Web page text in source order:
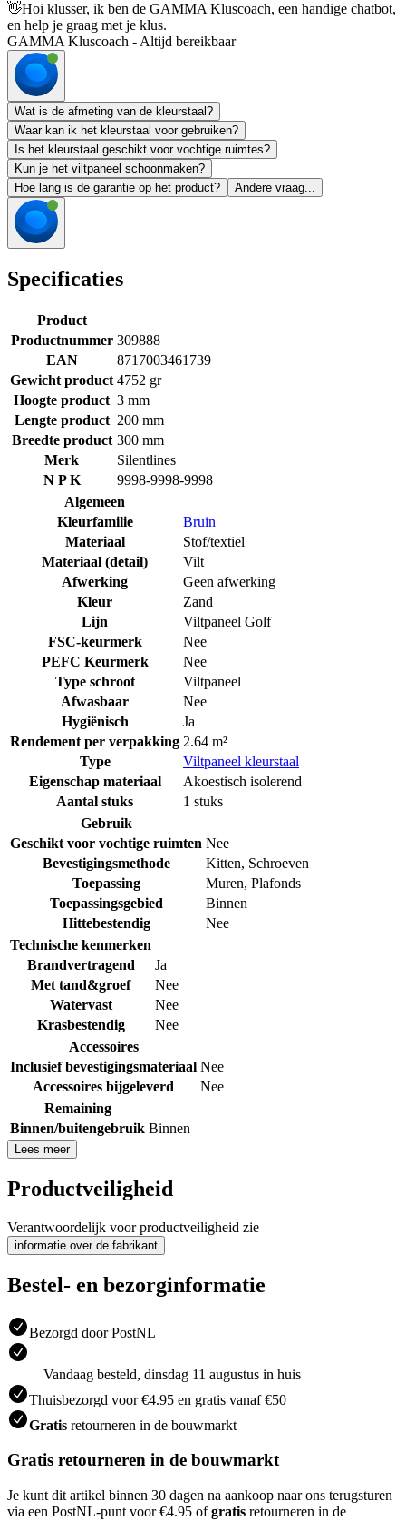
👋Hoi klusser, ik ben de GAMMA Kluscoach, een handige chatbot,
en help je graag met je klus.
GAMMA Kluscoach - Altijd bereikbaar
Wat is de afmeting van de kleurstaal?
Waar kan ik het kleurstaal voor gebruiken?
Is het kleurstaal geschikt voor vochtige ruimtes?
Kun je het viltpaneel schoonmaken?
Hoe lang is de garantie op het product?
Andere vraag...
Specificaties
Product
Productnummer 309888
EAN
8717003461739
Gewicht product 4752 gr
Hoogte product 3 mm
Lengte product 200 mm
Breedte product 300 mm
Merk
Silentlines
N P K
9998-9998-9998
Algemeen
Kleurfamilie
Bruin
Materiaal
Stof/textiel
Materiaal (detail)
Vilt
Afwerking
Geen afwerking
Kleur
Zand
Lijn
Viltpaneel Golf
FSC-keurmerk
Nee
PEFC Keurmerk
Nee
Type schroot
Viltpaneel
Afwasbaar
Nee
Hygiënisch
Ja
Rendement per verpakking 2.64 m²
Type
Viltpaneel kleurstaal
Eigenschap materiaal
Akoestisch isolerend
Aantal stuks
1 stuks
Gebruik
Geschikt voor vochtige ruimten Nee
Bevestigingsmethode
Kitten, Schroeven
Toepassing
Muren, Plafonds
Toepassingsgebied
Binnen
Hittebestendig
Nee
Technische kenmerken
Brandvertragend
Ja
Met tand&groef
Nee
Watervast
Nee
Krasbestendig
Nee
Accessoires
Inclusief bevestigingsmateriaal Nee
Accessoires bijgeleverd
Nee
Remaining
Binnen/buitengebruik Binnen
Lees meer
Productveiligheid
Verantwoordelijk voor productveiligheid zie
informatie over de fabrikant
Bestel- en bezorginformatie
Bezorgd door PostNL
Vandaag besteld, dinsdag 11 augustus in huis
Thuisbezorgd voor €4.95 en gratis vanaf €50
Gratis retourneren in de bouwmarkt
Gratis retourneren in de bouwmarkt
Je kunt dit artikel binnen 30 dagen na aankoop naar ons terugsturen
via een PostNL-punt voor €4.95 ofgratis retourneren in de